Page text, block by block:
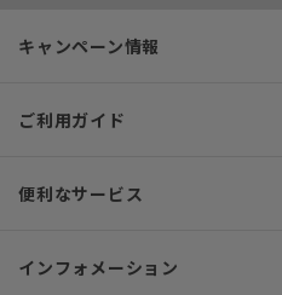
キャンペーン情報
ご利用ガイド
便利なサービス
インフォメーション